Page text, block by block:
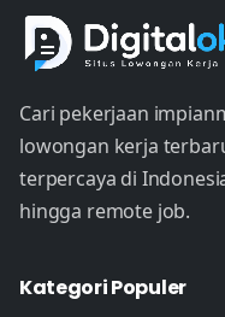
Cari pekerjaan
lowongan kerja
terpercaya di
hingga remote job.
Kategori Populer